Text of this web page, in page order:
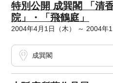
特別公開 成巽閣 「清
院」・「飛鶴庭」
2004年4月1日（木） ～ 2004年
成巽閣